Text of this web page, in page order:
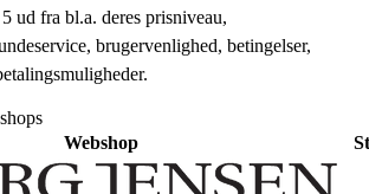
ud fra bl.a. deres prisniveau,
brugervenlighed, betingelser,
Webshop